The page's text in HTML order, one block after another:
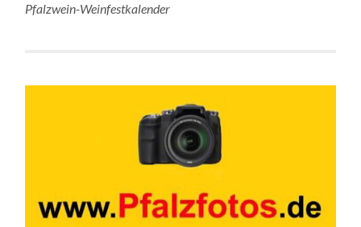
Pfalzwein-Weinfestkalender